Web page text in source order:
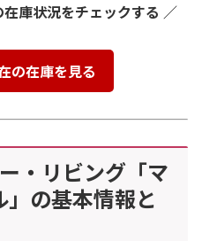
庫状況をチェックする ／
の在庫を見る
・リビング「マ
の基本情報と